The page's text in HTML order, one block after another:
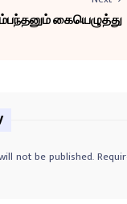
கையெழுத்து
not be published.